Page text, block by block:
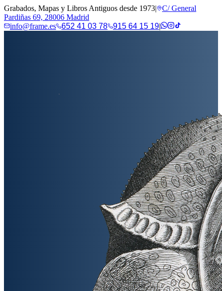
Grabados, Mapas y Libros Antiguos desde 1973|
C/ General
Pardiñas 69, 28006 Madrid
info@frame.es
652 41 03 78 915 64 15 19|